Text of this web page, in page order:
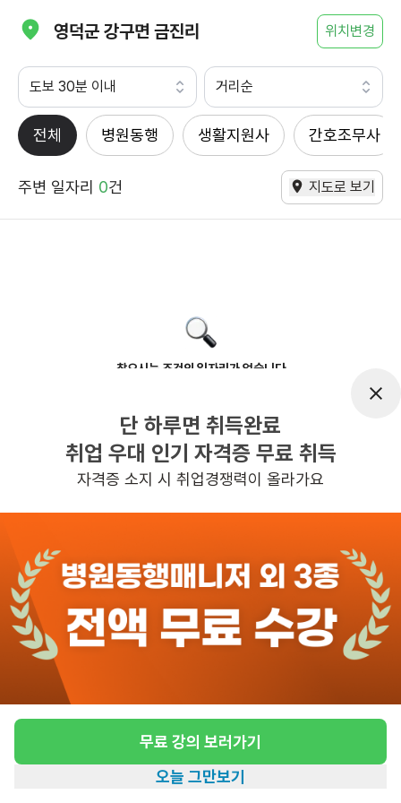
영덕군 강구면 금진리 위치변경
도보 30분 이내 거리순
전체 병원동행 생활지원사 간호조무사
주변 일자리 0건 지도로 보기
찾으시는 조건의 일자리가 없습니다
반경 3KM 이내의 일자리 확인하기
단 하루면 취득완료
취업 우대 인기 자격증 무료 취득
자격증 소지 시 취업경쟁력이 올라가요
무료 강의 보러가기
오늘 그만보기